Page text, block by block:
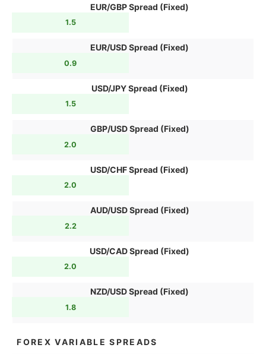
EUR/GBP Spread (Fixed)
1.5
EUR/USD Spread (Fixed)
0.9
USD/JPY Spread (Fixed)
1.5
GBP/USD Spread (Fixed)
2.0
USD/CHF Spread (Fixed)
2.0
AUD/USD Spread (Fixed)
2.2
USD/CAD Spread (Fixed)
2.0
NZD/USD Spread (Fixed)
1.8
FOREX VARIABLE SPREADS